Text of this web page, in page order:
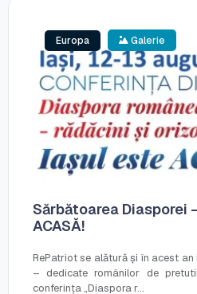
Europa Galerie
Sărbătoarea Diasporei
ACASĂ!
RePatriot se alătură și în acest
– dedicate românilor de
conferința „Diaspora r...